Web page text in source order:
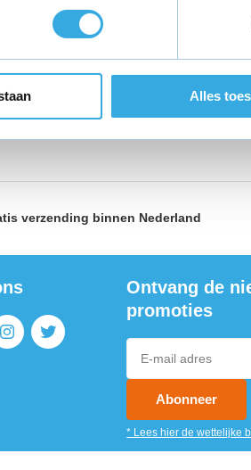
Alles
70 Pro / Pura 70 Ultra opladers. Onze
zoek bent naar een standaard oplader,
de nieuwste Huawei Pura-modellen,
altijd opgeladen en klaar voor gebruik.
verzending binnen Nederland
Ontvang de
promoties
Abonneer
* Lees hier de wettelijke